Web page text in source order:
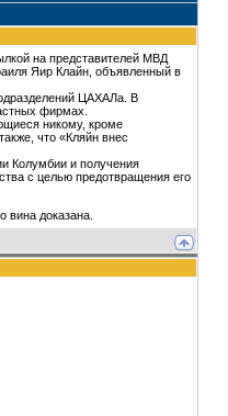
на представителей МВД
Яир Клайн, объявленный в
ЦАХАЛа. В
фирмах.
никому, кроме
что «Кляйн внес
Колумбии и получения
с целью предотвращения его
доказана.